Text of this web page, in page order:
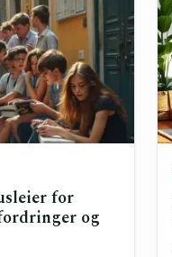
for
og